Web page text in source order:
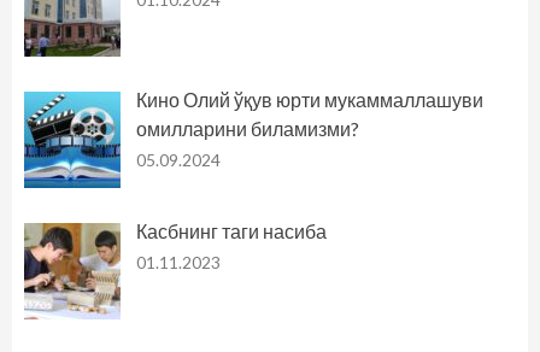
Кино Олий ўқув юрти мукаммаллашуви
омилларини биламизми?
05.09.2024
Касбнинг таги насиба
01.11.2023